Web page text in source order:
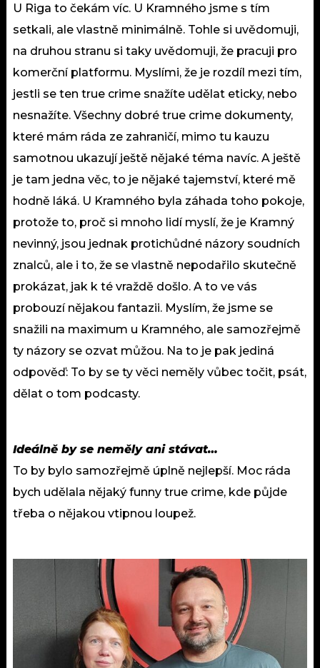
U Riga to čekám víc. U Kramného jsme s tím
setkali, ale vlastně minimálně. Tohle si uvědomuji,
na druhou stranu si taky uvědomuji, že pracuji pro
komerční platformu. Myslími, že je rozdíl mezi tím,
jestli se ten true crime snažíte udělat eticky, nebo
nesnažíte. Všechny dobré true crime dokumenty,
které mám ráda ze zahraničí, mimo tu kauzu
samotnou ukazují ještě nějaké téma navíc. A ještě
je tam jedna věc, to je nějaké tajemství, které mě
hodně láká. U Kramného byla záhada toho pokoje,
protože to, proč si mnoho lidí myslí, že je Kramný
nevinný, jsou jednak protichůdné názory soudních
znalců, ale i to, že se vlastně nepodařilo skutečně
prokázat, jak k té vraždě došlo. A to ve vás
probouzí nějakou fantazii. Myslím, že jsme se
snažili na maximum u Kramného, ale samozřejmě
ty názory se ozvat můžou. Na to je pak jediná
odpověď: To by se ty věci neměly vůbec točit, psát,
dělat o tom podcasty.
Ideálně by se neměly ani stávat…
To by bylo samozřejmě úplně nejlepší. Moc ráda
bych udělala nějaký funny true crime, kde půjde
třeba o nějakou vtipnou loupež.